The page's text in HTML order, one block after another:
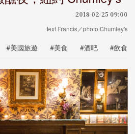
2018-02-25 09:00
text Francis／photo Chumley's
#美國旅遊 #美食 #酒吧 #飲食